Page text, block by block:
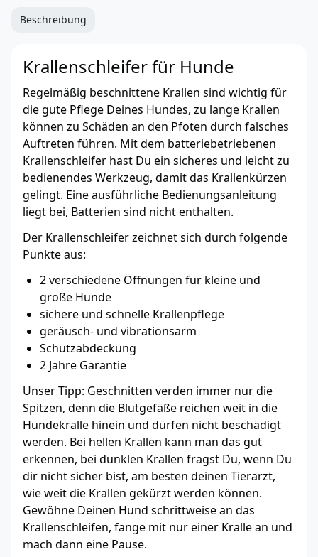
Beschreibung
Krallenschleifer für Hunde
Regelmäßig beschnittene Krallen sind wichtig für
die gute Pflege Deines Hundes, zu lange Krallen
können zu Schäden an den Pfoten durch falsches
Auftreten führen. Mit dem batteriebetriebenen
Krallenschleifer hast Du ein sicheres und leicht zu
bedienendes Werkzeug, damit das Krallenkürzen
gelingt. Eine ausführliche Bedienungsanleitung
liegt bei, Batterien sind nicht enthalten.
Der Krallenschleifer zeichnet sich durch folgende
Punkte aus:
2 verschiedene Öffnungen für kleine und
große Hunde
sichere und schnelle Krallenpflege
geräusch- und vibrationsarm
Schutzabdeckung
2 Jahre Garantie
Unser Tipp: Geschnitten verden immer nur die
Spitzen, denn die Blutgefäße reichen weit in die
Hundekralle hinein und dürfen nicht beschädigt
werden. Bei hellen Krallen kann man das gut
erkennen, bei dunklen Krallen fragst Du, wenn Du
dir nicht sicher bist, am besten deinen Tierarzt,
wie weit die Krallen gekürzt werden können.
Gewöhne Deinen Hund schrittweise an das
Krallenschleifen, fange mit nur einer Kralle an und
mach dann eine Pause.